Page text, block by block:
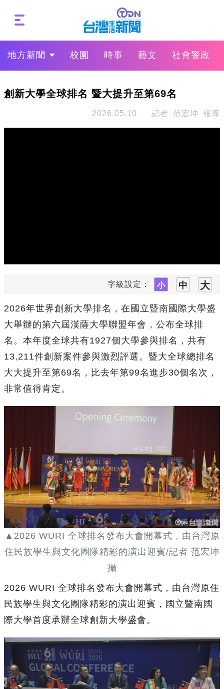
地方新聞 校園 時事 藝文 社會警政
創新大學全球排名 暨大提升至第69名
2026.05.10 記者 范宏坤 報導
字級設定：
2026年世界創新大學排名，在國立暨南國際大學盛
大舉辦的第六屆漢薩大學聯盟年會，公布全球排
名。本年度全球共有1927個大學參與排名，共有
13,211件創新案件參與激烈評選。暨大全球總排名
大大提升至第69名，比去年第99名進步30個名次，
非常值得肯定。
▲2026 WURI 全球排名發布大會開幕式，由台灣原
住民族學生與文化團隊精彩的演出迎賓/記者 范宏坤
攝
2026 WURI 全球排名發布大會開幕式，由台灣原住
民族學生與文化團隊精彩的演出迎賓，國立暨南國
際大學首度承辦全球創新大學盛會。